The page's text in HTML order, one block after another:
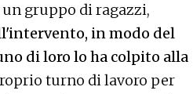
gruppo di ragazzi,
in modo del
di loro lo ha colpito alla
turno di lavoro per